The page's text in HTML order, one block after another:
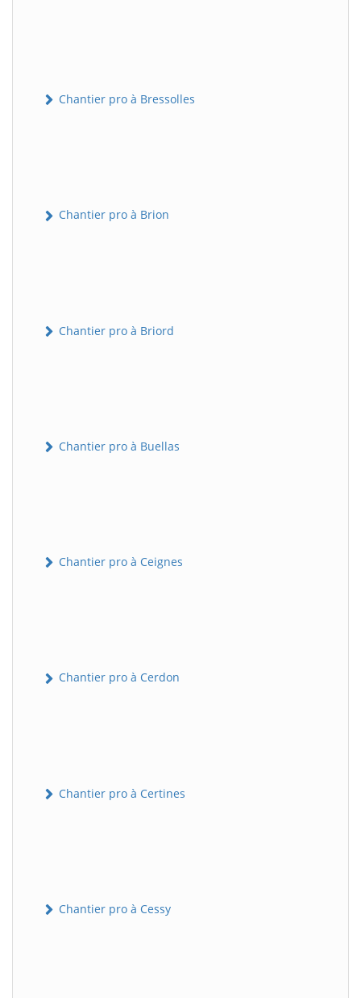
Chantier pro à Bressolles
Chantier pro à Brion
Chantier pro à Briord
Chantier pro à Buellas
Chantier pro à Ceignes
Chantier pro à Cerdon
Chantier pro à Certines
Chantier pro à Cessy